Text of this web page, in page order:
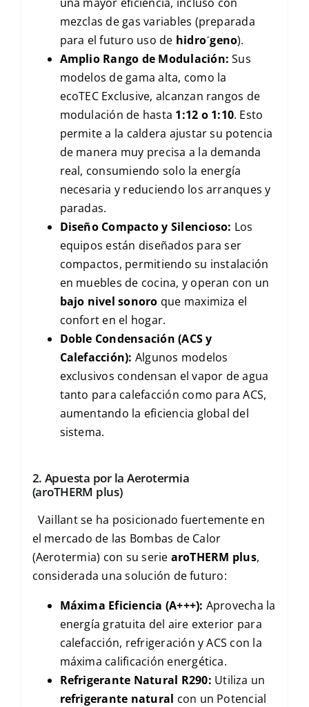
mezclas de gas variables (preparada
para el futuro uso de hidroˊgeno).
Amplio Rango de Modulación: Sus
modelos de gama alta, como la
ecoTEC Exclusive, alcanzan rangos de
modulación de hasta 1:12 o 1:10. Esto
permite a la caldera ajustar su potencia
de manera muy precisa a la demanda
real, consumiendo solo la energía
necesaria y reduciendo los arranques y
paradas.
Diseño Compacto y Silencioso: Los
equipos están diseñados para ser
compactos, permitiendo su instalación
en muebles de cocina, y operan con un
bajo nivel sonoro que maximiza el
confort en el hogar.
Doble Condensación (ACS y
Calefacción): Algunos modelos
exclusivos condensan el vapor de agua
tanto para calefacción como paraACS,
aumentando la eficiencia global del
sistema.
2. Apuesta por la Aerotermia
(aroTHERM plus)
Vaillant se ha posicionado fuertemente en
el mercado de las Bombas de Calor
(Aerotermia) con su serie aroTHERM plus,
considerada una solución de futuro:
Máxima Eficiencia (A+++): Aprovecha la
energía gratuita del aire exterior para
calefacción, refrigeración yACS con la
máxima calificación energética.
Refrigerante Natural R290: Utiliza un
refrigerante natural con un Potencial